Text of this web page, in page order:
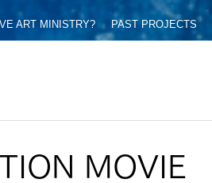
ART MINISTRY? PAST PROJECTS
MOVIE